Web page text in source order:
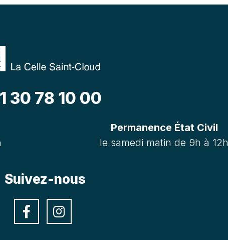
30 78 10 00
Permanence État Civil
le samedi matin de 9h à 12h
Suivez-nous
Facebook
Instagram